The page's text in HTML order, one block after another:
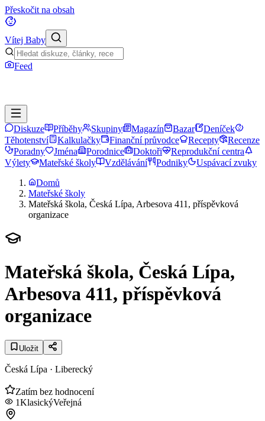
Přeskočit na obsah
Vítej Baby
Feed
Diskuze Příběhy Skupiny Magazín Bazar
Deníček
Těhotenství
Kalkulačky Finanční průvodce Recepty
Recenze
Poradny
Jména Porodnice Doktoři
Reprodukční centra
Výlety
Mateřské školy Vzdělávání Podniky
Uspávací zvuky
Domů
Mateřské školy
Mateřská škola, Česká Lípa, Arbesova 411, příspěvková
organizace
Mateřská škola, Česká Lípa,
Arbesova 411, příspěvková
organizace
Uložit
Česká Lípa · Liberecký
Zatím bez hodnocení
1KlasickýVeřejná